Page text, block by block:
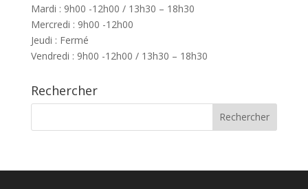
Mardi : 9h00 -12h00 / 13h30 – 18h30
Mercredi : 9h00 -12h00
Jeudi : Fermé
Vendredi : 9h00 -12h00 / 13h30 – 18h30
Rechercher